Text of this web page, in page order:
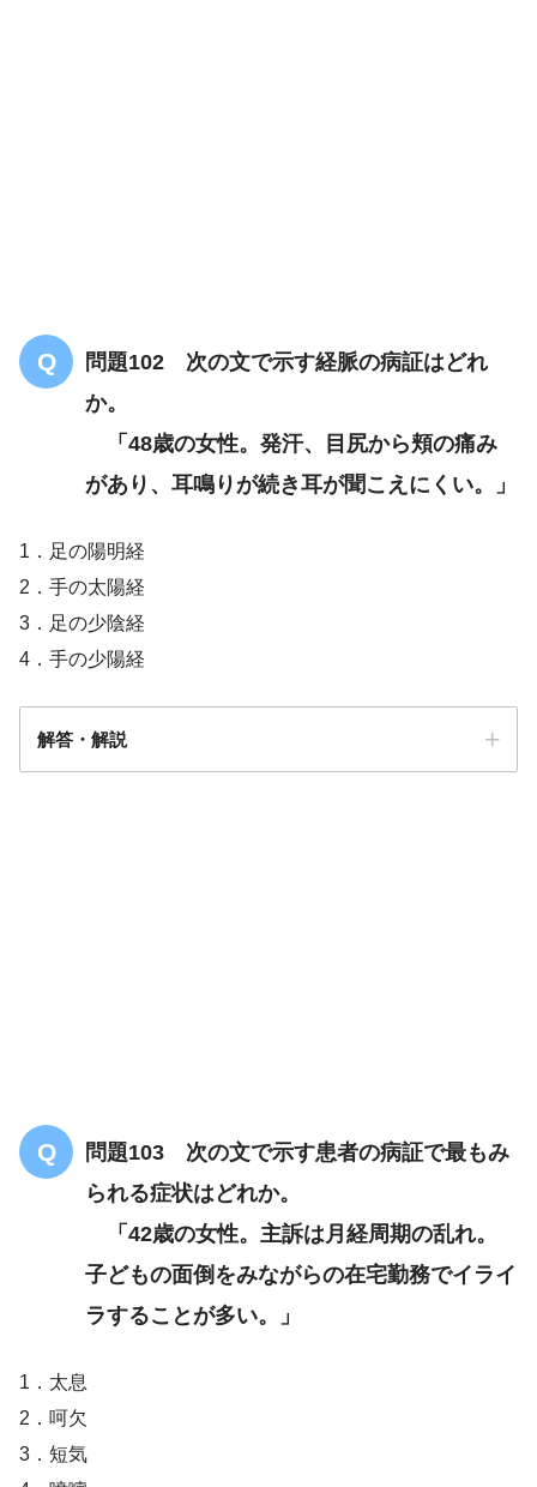
問題102 次の文で示す経脈の病証はどれ
か。
「48歳の女性。発汗、目尻から頬の痛み
があり、耳鳴りが続き耳が聞こえにくい。」
1．足の陽明経
2．手の太陽経
3．足の少陰経
4．手の少陽経
解答・解説
問題103 次の文で示す患者の病証で最もみ
られる症状はどれか。
「42歳の女性。主訴は月経周期の乱れ。
子どもの面倒をみながらの在宅勤務でイライ
ラすることが多い。」
1．太息
2．呵欠
3．短気